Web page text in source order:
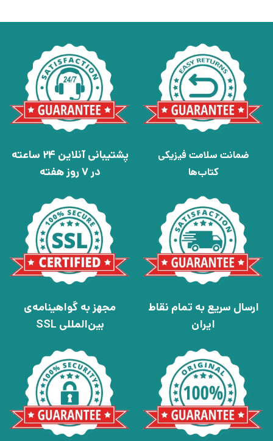
ضمانت سلامت فیزیکی
کتاب‌ها
پشتیبانی آنلاین 24 ساعته
در 7 روز هفته
ارسال سریع به تمام نقاط
ایران
مجهز به گواهینامه‌ی
بین‌المللی SSL